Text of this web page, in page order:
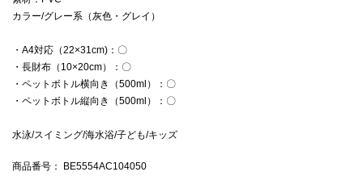
カラー/グレー系（灰色・グレイ）
・A4対応（22×31cm)：〇
・長財布（10×20cm）：〇
・ペットボトル横向き（500ml）：〇
・ペットボトル縦向き（500ml）：〇
水泳/スイミング/海水浴/子ども/キッズ
商品番号 ： BE5554AC104050